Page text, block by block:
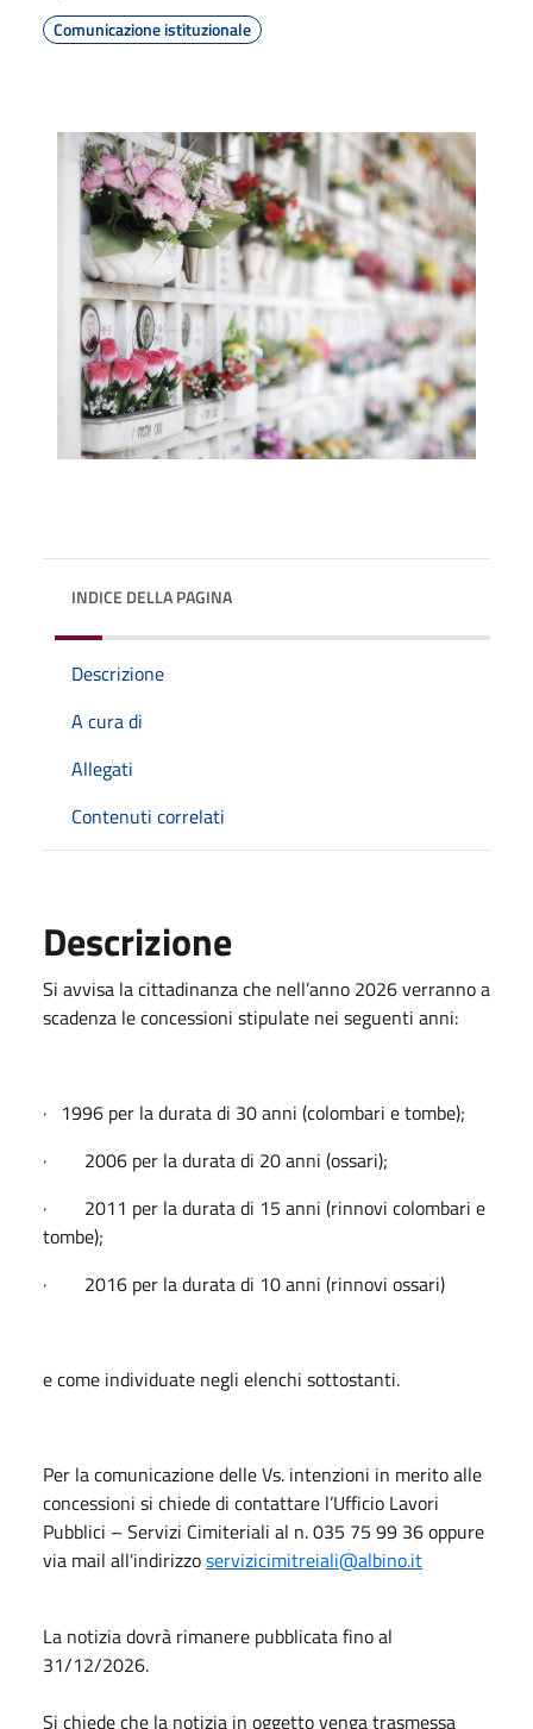
Comunicazione istituzionale
INDICE DELLA PAGINA
Descrizione
A cura di
Allegati
Contenuti correlati
Descrizione
Si avvisa la cittadinanza che nell’anno 2026 verranno a
scadenza le concessioni stipulate nei seguenti anni:
· 1996 per la durata di 30 anni (colombari e tombe);
· 2006 per la durata di 20 anni (ossari);
· 2011 per la durata di 15 anni (rinnovi colombari e
tombe);
· 2016 per la durata di 10 anni (rinnovi ossari)
e come individuate negli elenchi sottostanti.
Per la comunicazione delle Vs. intenzioni in merito alle
concessioni si chiede di contattare l’Ufficio Lavori
Pubblici – Servizi Cimiteriali al n. 035 75 99 36 oppure
via mail all'indirizzoservizicimitreiali@albino.it
La notizia dovrà rimanere pubblicata fino al
31/12/2026.
Si chiede che la notizia in oggetto venga trasmessa